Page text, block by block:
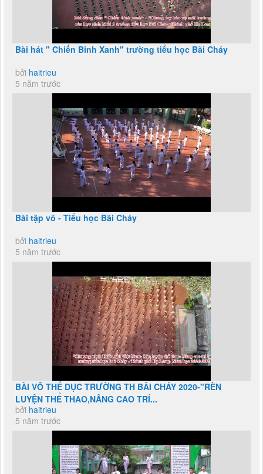
Bài hát " Chiến Binh Xanh" trường tiểu học Bãi Cháy
bởi haitrieu
5 năm trước
Bài tập võ - Tiểu học Bãi Cháy
bởi haitrieu
5 năm trước
BÀI VÕ THỂ DỤC TRƯỜNG TH BÃI CHÁY 2020-"RÈN
LUYỆN THỂ THAO,NÂNG CAO TRÍ...
bởi haitrieu
5 năm trước